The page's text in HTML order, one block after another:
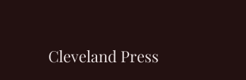
Cleveland Press